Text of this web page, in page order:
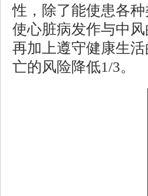
性，除了能使患各
使心脏病发作与中
再加上遵守健康生
亡的风险降低1/3。